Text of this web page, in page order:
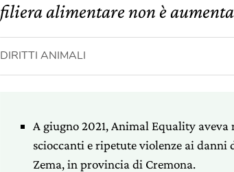
filiera alimentare non è
DIRITTI ANIMALI
A giugno 2021, Animal Equality
scioccanti e ripetute violenze ai
Zema, in provincia di Cremona.